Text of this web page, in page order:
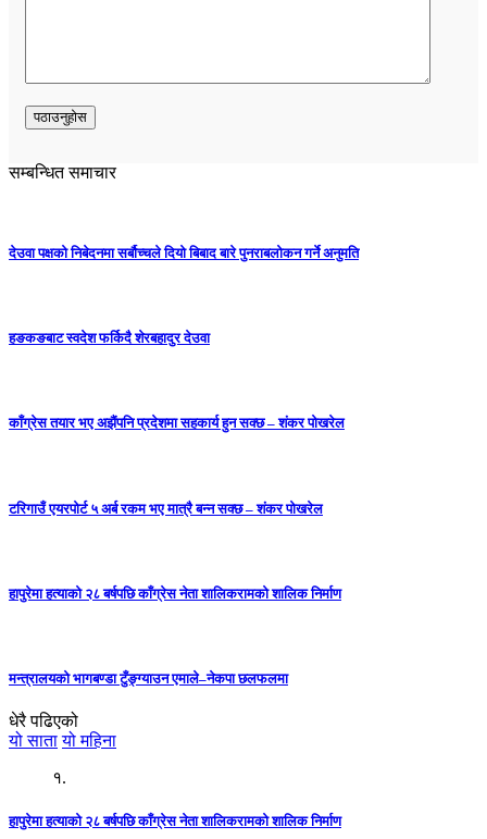
सम्बन्धित समाचार
देउवा पक्षको निबेदनमा सर्बौच्चले दियो बिबाद बारे पुनराबलोकन गर्ने अनुमति
हङकङबाट स्वदेश फर्किदै शेरबहादुर देउवा
काँग्रेस तयार भए अझैंपनि प्रदेशमा सहकार्य हुन सक्छ – शंकर पोखरेल
टरिगाउँ एयरपोर्ट ५ अर्ब रकम भए मात्रै बन्न सक्छ – शंकर पोखरेल
हापुरेमा हत्याको २८ बर्षपछि काँग्रेस नेता शालिकरामको शालिक निर्माण
मन्त्रालयको भागबण्डा टुँङ्ग्याउन एमाले–नेकपा छलफलमा
धेरै पढिएको
यो साता यो महिना
१.
हापुरेमा हत्याको २८ बर्षपछि काँग्रेस नेता शालिकरामको शालिक निर्माण